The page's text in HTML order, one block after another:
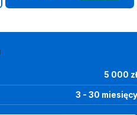
5 000 zł
3 - 30 miesięcy